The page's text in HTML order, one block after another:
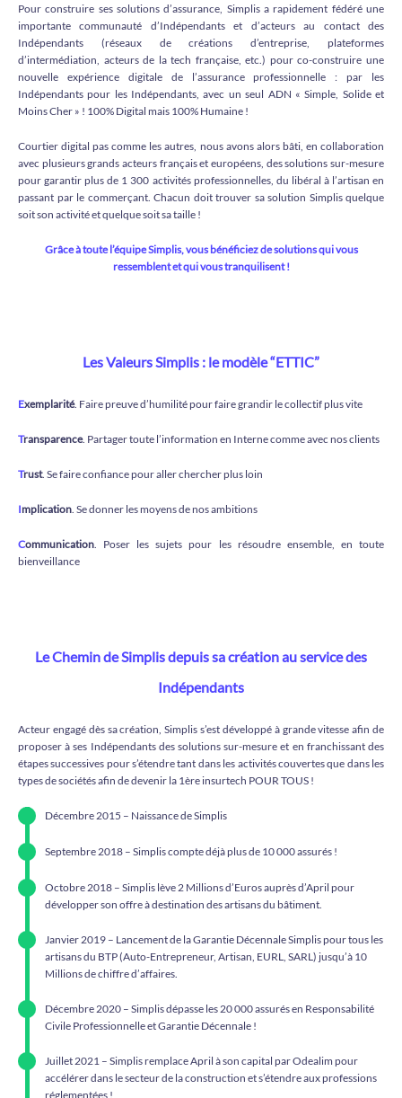
Pour construire ses solutions d’assurance, Simplis a rapidement fédéré une
importante communauté d’Indépendants et d’acteurs au contact des
Indépendants (réseaux de créations d’entreprise, plateformes
d’intermédiation, acteurs de la tech française, etc.) pour co-construire une
nouvelle expérience digitale de l’assurance professionnelle : par les
Indépendants pour les Indépendants, avec un seul ADN « Simple, Solide et
Moins Cher » ! 100% Digital mais 100% Humaine !
Courtier digital pas comme les autres, nous avons alors bâti, en collaboration
avec plusieurs grands acteurs français et européens, des solutions sur-mesure
pour garantir plus de 1 300 activités professionnelles, du libéral à l’artisan en
passant par le commerçant. Chacun doit trouver sa solution Simplis quelque
soit son activité et quelque soit sa taille !
Grâce à toute l’équipe Simplis, vous bénéficiez de solutions qui vous
ressemblent et qui vous tranquilisent !
Les Valeurs Simplis : le modèle “ETTIC”
Exemplarité. Faire preuve d’humilité pour faire grandir le collectif plus vite
Transparence. Partager toute l’information en Interne comme avec nos clients
Trust. Se faire confiance pour aller chercher plus loin
Implication . Se donner les moyens de nos ambitions
Communication . Poser les sujets pour les résoudre ensemble, en toute
bienveillance
Le Chemin de Simplis depuis sa création au service des
Indépendants
Acteur engagé dès sa création, Simplis s’est développé à grande vitesse afin de
proposer à ses Indépendants des solutions sur-mesure et en franchissant des
étapes successives pour s’étendre tant dans les activités couvertes que dans les
types de sociétés afin de devenir la 1ère insurtech POUR TOUS !
Décembre 2015 – Naissance de Simplis
Septembre 2018 – Simplis compte déjà plus de 10 000 assurés !
Octobre 2018 – Simplis lève 2 Millions d’Euros auprès d’April pour
développer son offre à destination des artisans du bâtiment.
Janvier 2019 – Lancement de la Garantie Décennale Simplis pour tous les
artisans du BTP (Auto-Entrepreneur, Artisan, EURL, SARL) jusqu’à 10
Millions de chiffre d’affaires.
Décembre 2020 – Simplis dépasse les 20 000 assurés en Responsabilité
Civile Professionnelle et Garantie Décennale !
Juillet 2021 – Simplis remplace April à son capital par Odealim pour
accélérer dans le secteur de la construction et s’étendre aux professions
réglementées !